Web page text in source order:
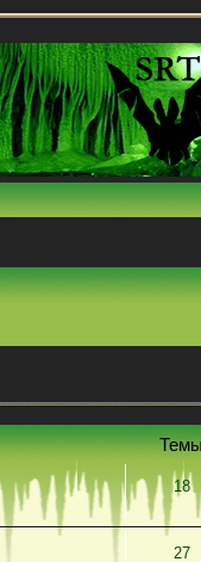
18
27